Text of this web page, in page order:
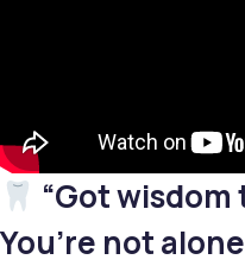
“Got
You’re not alone